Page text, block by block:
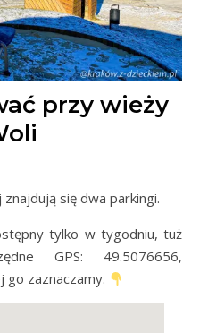
przy wieży
się dwa parkingi.
tylko w tygodniu, tuż
GPS: 49.5076656,
go zaznaczamy.